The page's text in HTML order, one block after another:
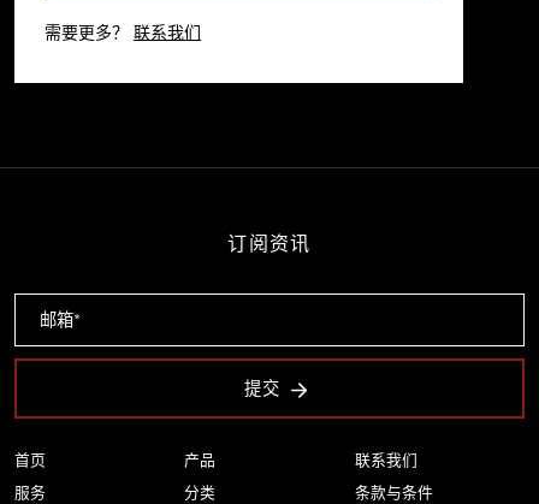
需要更多？ 联系我们
首页
服务
产品
分类
联系我们
条款与条件
订阅资讯
提交